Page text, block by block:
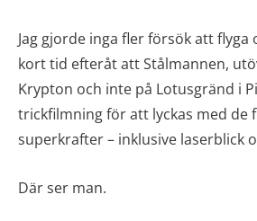
Jag gjorde inga fler försök att flyga
kort tid efteråt att Stålmannen,
Krypton och inte på Lotusgränd i
trickfilmning för att lyckas med de
superkrafter – inklusive laserblick
Där ser man.